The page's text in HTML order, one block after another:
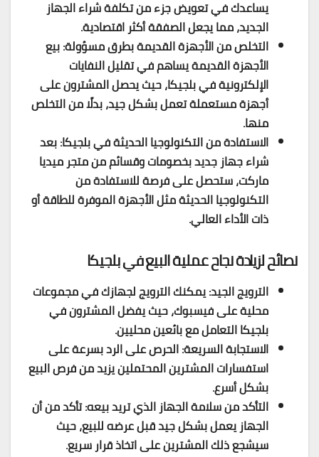
يساعدك في تعويض جزء من تكلفة شراء الجهاز
الجديد، مما يجعل الصفقة أكثر اقتصادية.
التخلص من الأجهزة القديمة بطرق مسؤولة: بيع
الأجهزة القديمة يساهم في تقليل النفايات
الإلكترونية في بلجيكا، حيث يحصل المشترون على
أجهزة مستعملة تعمل بشكل جيد، بدلًا من التخلص
منها.
الاستفادة من التكنولوجيا الحديثة في بلجيكا: بعد
شراء جهاز جديد بخصومات وقسائم من متجر ميديا
ماركت، ستحصل على فرصة للاستفادة من
التكنولوجيا الحديثة مثل الأجهزة الموفرة للطاقة أو
ذات الأداء العالي.
نصائح لزيادة نجاح عملية البيع في بلجيكا
الترويج الجيد: يمكنك الترويج لجهازك في مجموعات
محلية على فيسبوك، حيث يفضل المشترون في
بلجيكا التعامل مع بائعين محليين.
الاستجابة السريعة: الحرص على الرد بسرعة على
استفسارات المشترين المحتملين يزيد من فرص البيع
بشكل أسرع.
التأكد من سلامة الجهاز الذي تريد بيعه: تأكد من أن
الجهاز يعمل بشكل جيد قبل عرضه للبيع، حيث
سيشجع ذلك المشترين على اتخاذ قرار سريع.